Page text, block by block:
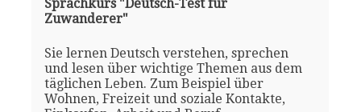
Sprachkurs "Deutsch-Test für
Zuwanderer"
Sie lernen Deutsch verstehen, sprechen
und lesen über wichtige Themen aus dem
täglichen Leben. Zum Beispiel über
Wohnen, Freizeit und soziale Kontakte,